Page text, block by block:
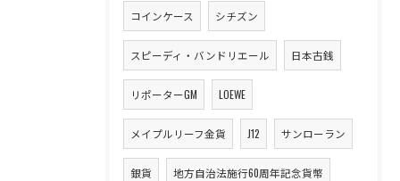
コインケース シチズン
スピーディ・バンドリエール 日本古銭
リポーターGM LOEWE
メイプルリーフ金貨 J12 サンローラン
銀貨 地方自治法施行60周年記念貨幣